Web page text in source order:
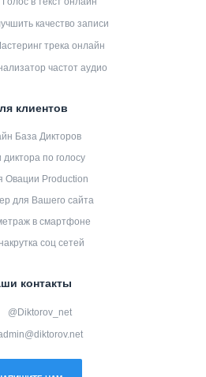
качество записи
трека онлайн
частот аудио
клиентов
База Дикторов
диктора по голосу
Овации Production
для Вашего сайта
в смартфоне
соц сетей
контакты
@Diktorov_net